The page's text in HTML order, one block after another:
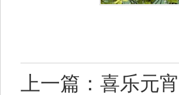
上一篇：喜乐